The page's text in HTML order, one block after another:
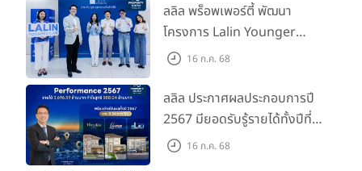
ลลิล พร็อพเพอร์ตี้ พัฒนา
โครงการ Lalin Younger
Club ส่งเสริมผู้นำรุ่นใหม่
16 ก.ค. 68
ลลิล ประกาศผลประกอบการปี
2567 มียอดรับรู้รายได้ทั้งปีที่
3,696.59 ล้านบาท กำไรสุทธิ
16 ก.ค. 68